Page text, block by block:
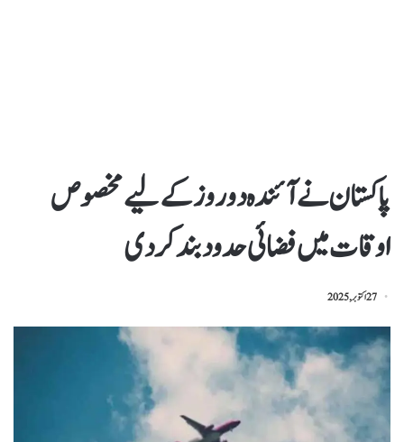
پاکستان نے آئندہ دو روز کے لیے مخصوص
اوقات میں فضائی حدود بند کردی
27 اکتوبر, 2025